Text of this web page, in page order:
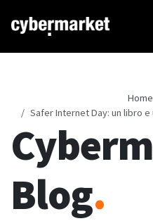
Home
Safer Internet Day: un libro
Blog.